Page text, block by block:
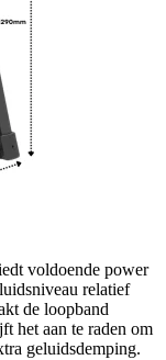
voldoende power
relatief
de loopband
het aan te raden om
geluidsdemping.